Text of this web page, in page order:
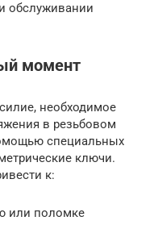
обслуживании
момент
необходимое
в резьбовом
специальных
ключи.
к:
или поломке